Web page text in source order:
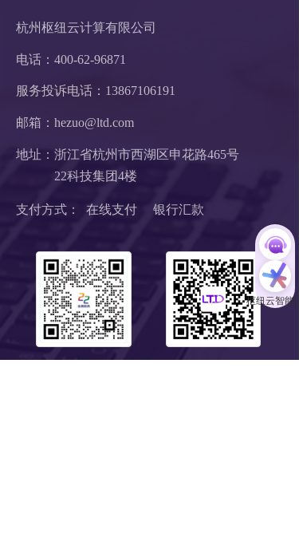
杭州枢纽云计算有限公司
电话：400-62-96871
邮箱：hezuo@ltd.com
地址：浙江省杭州市西湖区申花路465号
支付方式：  在线支付     银行汇款
服务投诉电话： 13867106191
22科技集团4楼